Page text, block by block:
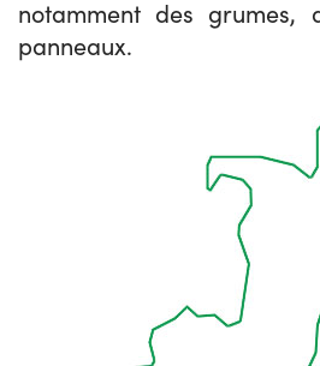
notamment des grumes,
panneaux.